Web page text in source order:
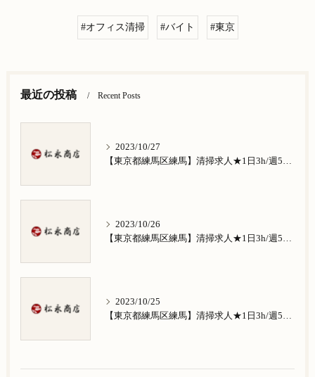
#オフィス清掃 #バイト #東京
最近の投稿 Recent Posts
2023/10/27
【東京都練馬区練馬】清掃求人★1日3h/週5日/祝日お休み★谷原在住の方歓迎
2023/10/26
【東京都練馬区練馬】清掃求人★1日3h/週5日/祝日お休み★南田中在住の方歓迎
2023/10/25
【東京都練馬区練馬】清掃求人★1日3h/週5日/祝日お休み★南大泉在住の方歓迎